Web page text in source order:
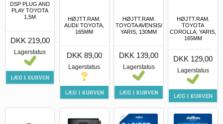
DSP PLUG AND
PLAY TOYOTA
1,5M
DKK 219,00
Lagerstatus
HØJTT.RAM.
AUDI/ TOYOTA,
165MM
DKK 89,00
Lagerstatus
HØJTT.RAM.
TOYOTA AVENSIS/
YARIS, 130MM
DKK 139,00
Lagerstatus
HØJTT.RAM.
TOYOTA
COROLLA, YARIS,
165MM
DKK 129,00
Lagerstatus